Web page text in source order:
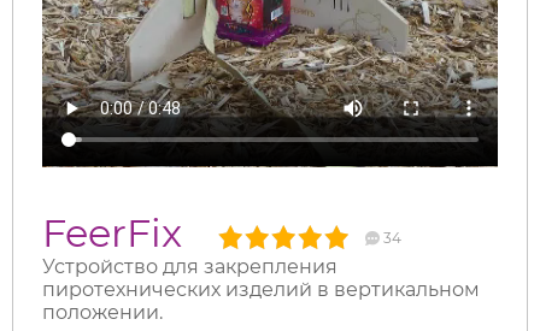
FeerFix 34
Устройство для закрепления
пиротехнических изделий в вертикальном
положении.